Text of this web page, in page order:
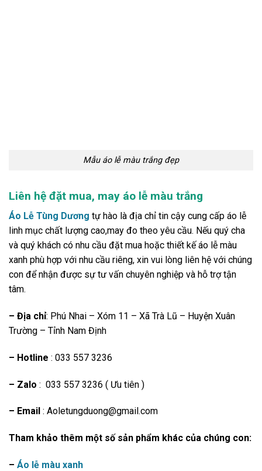
Mẫu áo lễ màu trắng đẹp
Liên hệ đặt mua, may áo lễ màu trắng
Áo Lễ Tùng Dương tự hào là địa chỉ tin cậy cung cấp áo lễ
linh mục chất lượng cao,may đo theo yêu cầu. Nếu quý cha
và quý khách có nhu cầu đặt mua hoặc thiết kế áo lễ màu
xanh phù hợp với nhu cầu riêng, xin vui lòng liên hệ với chúng
con để nhận được sự tư vấn chuyên nghiệp và hỗ trợ tận
tâm.
– Địa chỉ: Phú Nhai – Xóm 11 – Xã Trà Lũ – Huyện Xuân
Trường – Tỉnh Nam Định
– Hotline : 033 557 3236
– Zalo : 033 557 3236 ( Ưu tiên )
– Email : Aoletungduong@gmail.com
Tham khảo thêm một số sản phẩm khác của chúng con:
– Áo lễ màu xanh